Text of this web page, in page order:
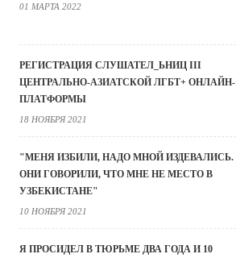
01 МАРТА 2022
РЕГИСТРАЦИЯ СЛУШАТЕЛ_ЬНИЦ III
ЦЕНТРАЛЬНО-АЗИАТСКОЙ ЛГБТ+ ОНЛАЙН-
ПЛАТФОРМЫ
18 НОЯБРЯ 2021
"МЕНЯ ИЗБИЛИ, НАДО МНОЙ ИЗДЕВАЛИСЬ.
ОНИ ГОВОРИЛИ, ЧТО МНЕ НЕ МЕСТО В
УЗБЕКИСТАНЕ"
10 НОЯБРЯ 2021
Я ПРОСИДЕЛ В ТЮРЬМЕ ДВА ГОДА И 10